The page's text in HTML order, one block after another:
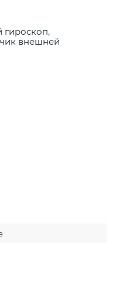
гироскоп,
внешней